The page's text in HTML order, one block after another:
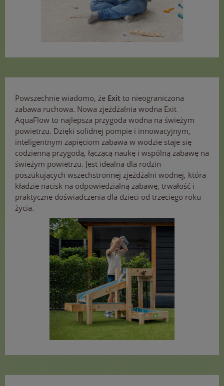
Powszechnie wiadomo, że Exit to nieograniczona
zabawa ruchowa. Nowa zjeżdżalnia wodna Exit
AquaFlow to najlepsza przygoda wodna na świeżym
powietrzu. Dzięki solidnej pompie i innowacyjnym,
inteligentnym zapięciom zabawa w wodzie staje się
codzienną przygodą, łączącą naukę i wspólną zabawę na
świeżym powietrzu. Jest idealna dla rodzin
poszukujących wszechstronnej zjeżdżalni wodnej, która
kładzie nacisk na odpowiedzialną zabawę, trwałość i
praktyczne doświadczenia dla dzieci od trzeciego roku
życia.